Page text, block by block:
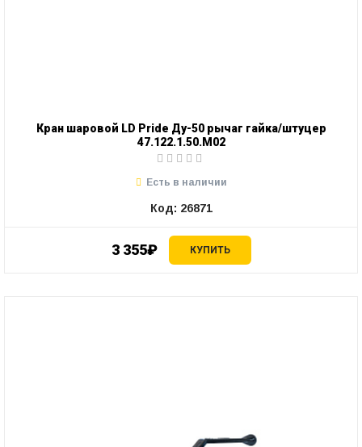
Кран шаровой LD Pride Ду-50 рычаг гайка/штуцер
47.122.1.50.М02
3 355₽ КУПИТЬ
Есть в наличии
Код: 26871